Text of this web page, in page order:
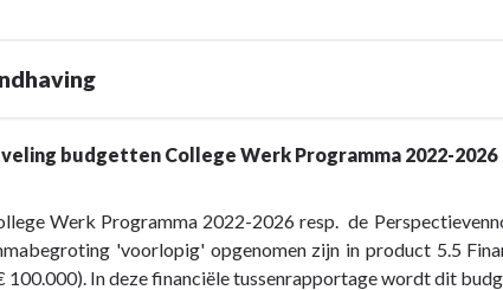
budgetten College Werk Programma 2022-2026
Werk Programma 2022-2026 resp. de
'voorlopig' opgenomen zijn in product 5.5
100.000). In deze financiële tussenrapportage wordt dit